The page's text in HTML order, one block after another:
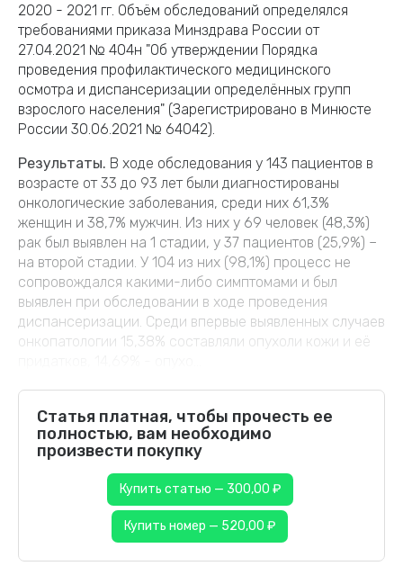
2020 - 2021 гг. Объём обследований определялся
требованиями приказа Минздрава России от
27.04.2021 № 404н "Об утверждении Порядка
проведения профилактического медицинского
осмотра и диспансеризации определённых групп
взрослого населения" (Зарегистрировано в Минюсте
России 30.06.2021 № 64042).
Результаты. В ходе обследования у 143 пациентов в
возрасте от 33 до 93 лет были диагностированы
онкологические заболевания, среди них 61,3%
женщин и 38,7% мужчин. Из них у 69 человек (48,3%)
рак был выявлен на 1 стадии, у 37 пациентов (25,9%) –
на второй стадии. У 104 из них (98,1%) процесс не
сопровождался какими-либо симптомами и был
выявлен при обследовании в ходе проведения
диспансеризации. Среди впервые выявленных случаев
онкопатологии 15,38% составляли опухоли кожи и её
Статья платная, чтобы прочесть ее
полностью, вам необходимо
произвести покупку
Купить статью — 300,00 ₽
Купить номер — 520,00 ₽